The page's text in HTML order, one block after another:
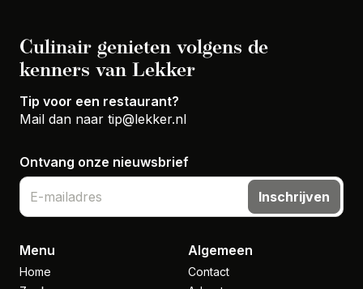
Culinair genieten volgens de
kenners van Lekker
Tip voor een restaurant?
Mail dan naar tip@lekker.nl
Ontvang onze nieuwsbrief
Inschrijven
Menu
Home
Algemeen
Contact